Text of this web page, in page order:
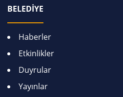
BELEDİYE
Haberler
Etkinlikler
Duyrular
Yayınlar